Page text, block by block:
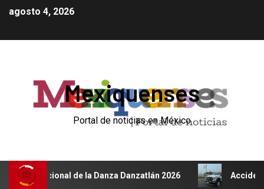
agosto 4, 2026
Mexiquenses
Portal de noticias en México
de la Danza Danzatlán 2026 Accidente